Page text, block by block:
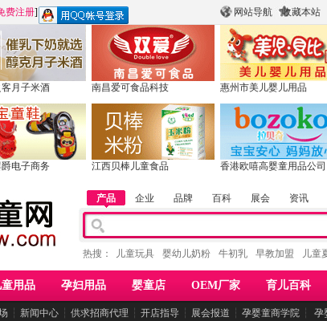
网站导航 收藏本站
费注册]
月子米酒 南昌爱可食品科技 惠州市美儿婴儿用品
电子商务 江西贝棒儿童食品 香港欧嘻高婴童用品公司
产品 企业 品牌 百科 展会 资讯
热搜： 儿童玩具 婴幼儿奶粉 牛初乳 早教加盟 儿童
童用品 孕妇用品 婴童店 OEM厂家 育儿百科
┆ 新闻中心 ┆ 供求招商代理 ┆ 开店指导 ┆ 展会报道 ┆ 孕婴童商学院 ┆ 孕